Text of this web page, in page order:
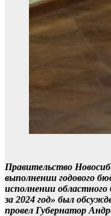
Правительство
выполнении годового
исполнении
за 2024 год» был
провел Губернатор